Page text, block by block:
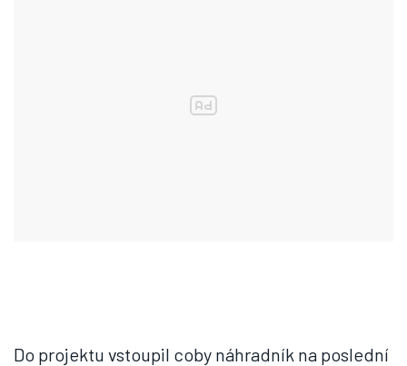
Do projektu vstoupil coby náhradník na poslední